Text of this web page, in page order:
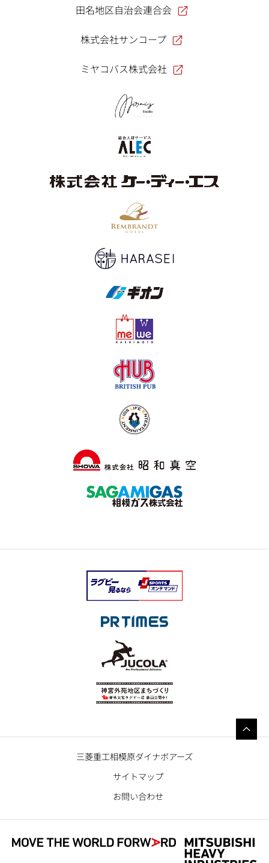
田名地区自治会連合会
株式会社サンコープ
ミヤコバス株式会社
三菱重工相模原ダイナボアーズ
サイトマップ
お問い合わせ